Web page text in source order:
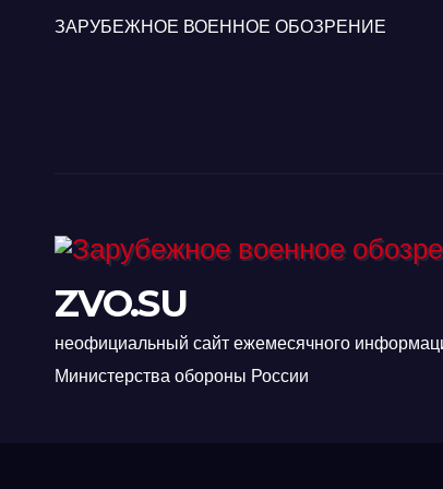
ЗАРУБЕЖНОЕ ВОЕННОЕ ОБОЗРЕНИЕ
ZVO.SU
неофициальный сайт ежемесячного
Министерства обороны России